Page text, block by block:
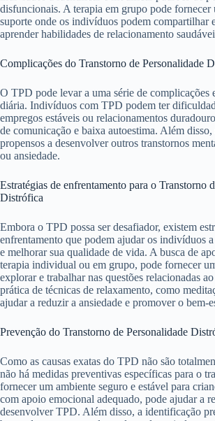
disfuncionais. A terapia em grupo pode fornecer
suporte onde os indivíduos podem compartilhar
aprender habilidades de relacionamento
Complicações do Transtorno de Personalidade
O TPD pode levar a uma série de complicações
diária. Indivíduos com TPD podem ter
empregos estáveis ​​ou relacionamentos
de comunicação e baixa autoestima. Além disso,
propensos a desenvolver outros transtornos
ou ansiedade.
Estratégias de enfrentamento para o Transtorno
Distrófica
Embora o TPD possa ser desafiador, existem
enfrentamento que podem ajudar os indivíduos
e melhorar sua qualidade de vida. A busca de
terapia individual ou em grupo, pode fornecer
explorar e trabalhar nas questões relacionadas
prática de técnicas de relaxamento, como
ajudar a reduzir a ansiedade e promover o bem-
Prevenção do Transtorno de Personalidade
Como as causas exatas do TPD não são
não há medidas preventivas específicas para o
fornecer um ambiente seguro e estável para
com apoio emocional adequado, pode ajudar a
desenvolver TPD. Além disso, a identificação